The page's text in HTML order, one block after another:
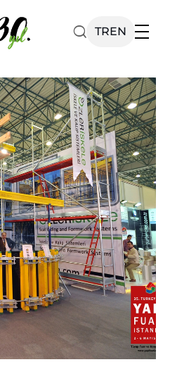
TREN